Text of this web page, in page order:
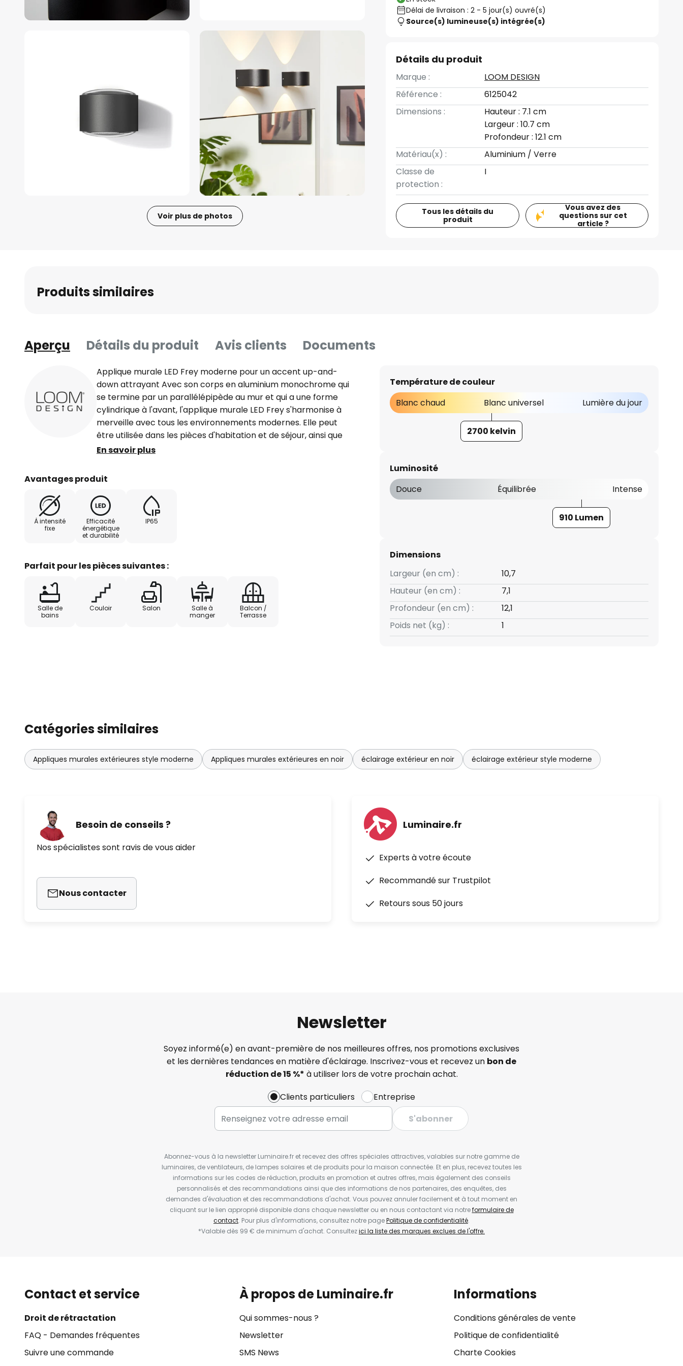
Voir plus de photos
Délai de livraison : 2 - 5 jour(s) ouvré(s)
Source(s) lumineuse(s) intégrée(s)
Détails du produit
Marque :
LOOM DESIGN
Référence :
6125042
Dimensions :
Hauteur : 7.1 cm
Largeur : 10.7 cm
Profondeur : 12.1 cm
Matériau(x) :
Aluminium / Verre
Classe de
protection :
I
Tous les détails du
produit
Vous avez des
questions sur cet
article ?
Produits similaires
Aperçu Détails du produit Avis clients Documents
Applique murale LED Frey moderne pour un accent up-and-
down attrayant Avec son corps en aluminium monochrome qui
se termine par un parallélépipède au mur et qui a une forme
cylindrique à l'avant, l'applique murale LED Frey s'harmonise à
merveille avec tous les environnements modernes. Elle peut
être utilisée dans les pièces d'habitation et de séjour, ainsi que
dans les salles de bains et à l'extérieur. La lumière est diffusée
transparent avec un angle de 100°. Il en résulte des cônes
peuvent être utilisés pour un éclairage architectural ciblé -
Protection IP65
En savoir plus
Avantages produit
À intensité
fixe
Efficacité
énergétique
et durabilité
IP65
Parfait pour les pièces suivantes :
Salle de
bains
Couloir Salon
Salle à
manger
Balcon /
Terrasse
Température de couleur
Blanc chaud
Blanc universel Lumière du jour
2700 kelvin
Luminosité
Douce
Équilibrée Intense
910 Lumen
Dimensions
Largeur (en cm) :
10,7
Hauteur (en cm) :
7,1
Profondeur (en cm) :
12,1
Poids net (kg) :
1
Catégories similaires
Appliques murales extérieures style moderne Appliques murales extérieures en noir éclairage extérieur en noir éclairage extérieur style moderne
Besoin de conseils ?
Nos spécialistes sont ravis de vous aider
Nous contacter
Luminaire.fr
Experts à votre écoute
Recommandé sur Trustpilot
Retours sous 50 jours
Newsletter
Soyez informé(e) en avant-première de nos meilleures offres, nos promotions exclusives
et les dernières tendances en matière d'éclairage. Inscrivez-vous et recevez un bon de
réduction de 15 %* à utiliser lors de votre prochain achat.
Clients particuliers
Entreprise
S'abonner
Abonnez-vous à la newsletter Luminaire.fr et recevez des offres spéciales attractives, valables sur notre gamme de
luminaires, de ventilateurs, de lampes solaires et de produits pour la maison connectée. Et en plus, recevez toutes les
informations sur les codes de réduction, produits en promotion et autres offres, mais également des conseils
personnalisés et des recommandations ainsi que des informations de nos partenaires, des enquêtes, des
demandes d'évaluation et des recommandations d'achat. Vous pouvez annuler facilement et à tout moment en
cliquant sur le lien approprié disponible dans chaque newsletter ou en nous contactant via notreformulaire de
contact. Pour plus d'informations, consultez notre pagePolitique de confidentialité.
*Valable dès 99 € de minimum d'achat. Consultezici la liste des marques exclues de l'offre.
Contact et service
Droit de rétractation
FAQ - Demandes fréquentes
Suivre une commande
À propos de Luminaire.fr
Qui sommes-nous ?
Newsletter
SMS News
Informations
Conditions générales de vente
Politique de confidentialité
Charte Cookies